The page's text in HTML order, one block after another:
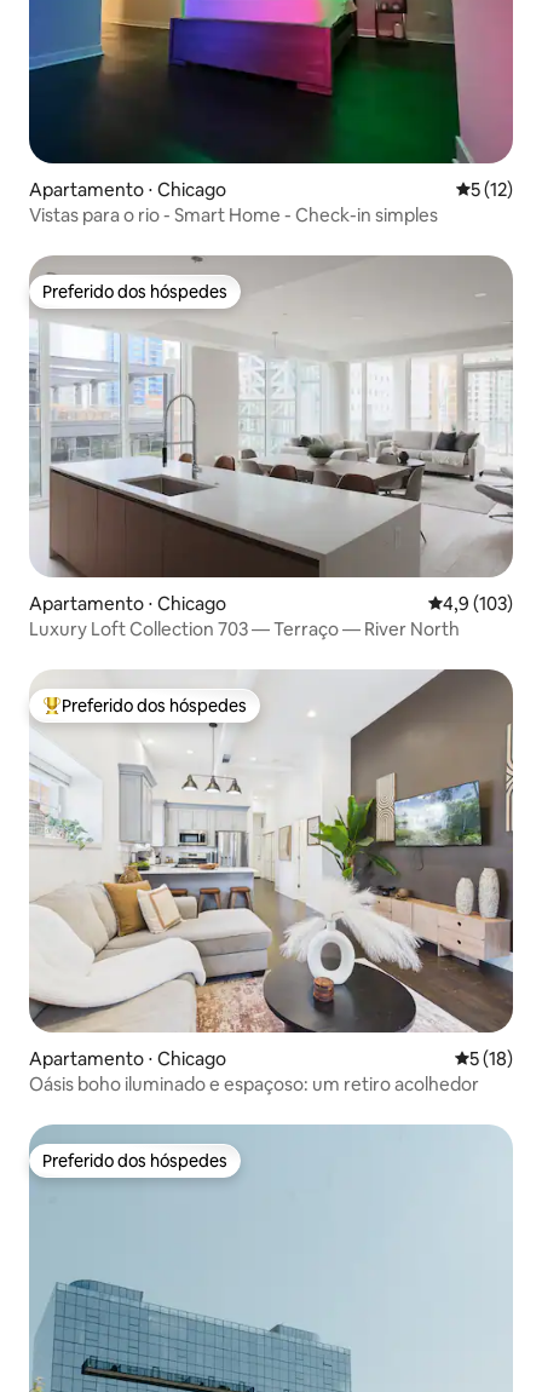
Apartamento ⋅ Chicago 5 de uma
5 (12)
Vistas para o rio - Smart Home - Check-in simples
Preferido dos hóspedes
Preferido dos hóspedes
Apartamento ⋅ Chicago 4,9 de uma
4,9 (103)
Luxury Loft Collection 703 — Terraço — River North
Entre os melhores preferidos dos hóspedes
Preferido dos hóspedes
Apartamento ⋅ Chicago 5 de uma
5 (18)
Oásis boho iluminado e espaçoso: um retiro acolhedor
Preferido dos hóspedes
Preferido dos hóspedes